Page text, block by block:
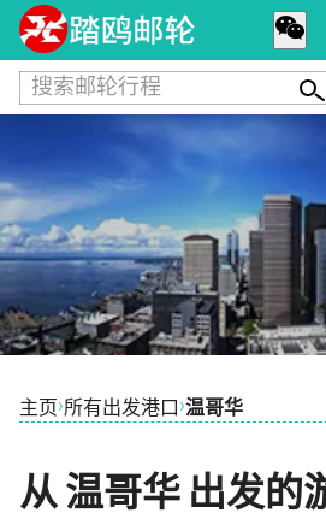
搜索邮轮行程
主页›所有出发港口›温哥华
从 温哥华 出发的